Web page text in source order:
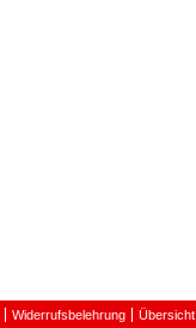
Widerrufsbelehrung